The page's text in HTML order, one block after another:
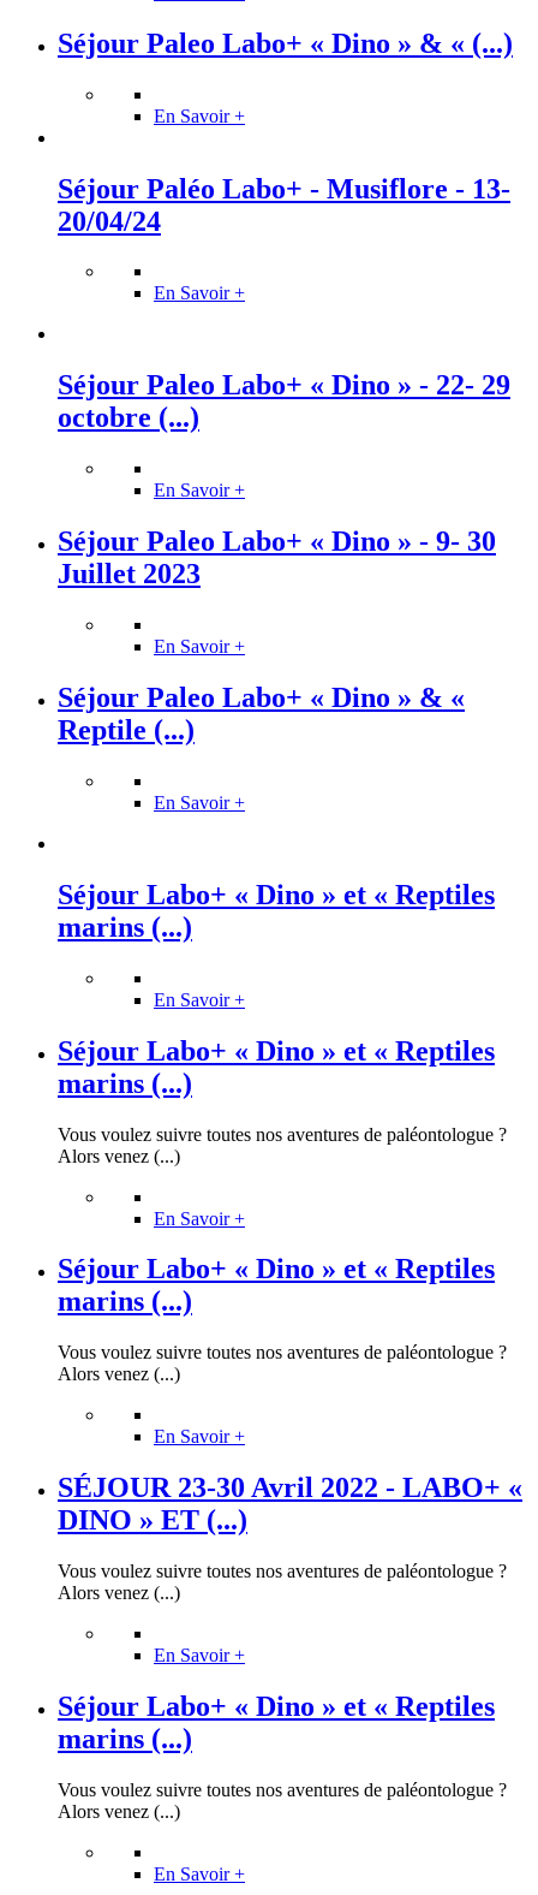
Séjour Paleo Labo+ « Dino » & « (...)
En Savoir +
Séjour Paléo Labo+ - Musiflore - 13-
20/04/24
En Savoir +
Séjour Paleo Labo+ « Dino » - 22- 29
octobre (...)
En Savoir +
Séjour Paleo Labo+ « Dino » - 9- 30
Juillet 2023
En Savoir +
Séjour Paleo Labo+ « Dino » & «
Reptile (...)
En Savoir +
Séjour Labo+ « Dino » et « Reptiles
marins (...)
En Savoir +
Séjour Labo+ « Dino » et « Reptiles
marins (...)
Vous voulez suivre toutes nos aventures de paléontologue ?
Alors venez (...)
En Savoir +
Séjour Labo+ « Dino » et « Reptiles
marins (...)
Vous voulez suivre toutes nos aventures de paléontologue ?
Alors venez (...)
En Savoir +
SÉJOUR 23-30 Avril 2022 - LABO+ «
DINO » ET (...)
Vous voulez suivre toutes nos aventures de paléontologue ?
Alors venez (...)
En Savoir +
Séjour Labo+ « Dino » et « Reptiles
marins (...)
Vous voulez suivre toutes nos aventures de paléontologue ?
Alors venez (...)
En Savoir +